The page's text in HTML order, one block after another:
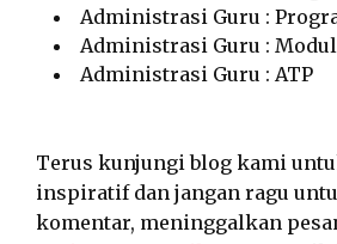
Administrasi Guru :
Administrasi Guru :
Administrasi Guru : ATP
Terus kunjungi blog kami
inspiratif dan jangan ragu
komentar, meninggalkan